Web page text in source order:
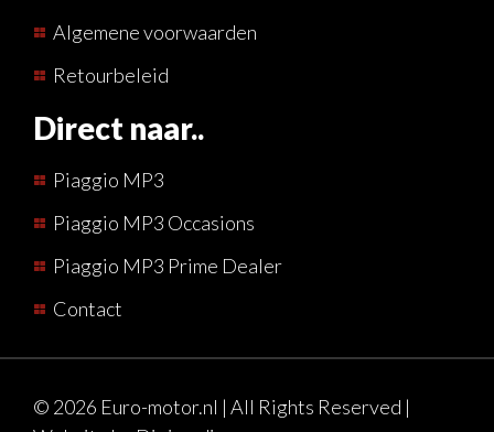
Algemene voorwaarden
Retourbeleid
Direct naar..
Piaggio MP3
Piaggio MP3 Occasions
Piaggio MP3 Prime Dealer
Contact
© 2026 Euro-motor.nl | All Rights Reserved |